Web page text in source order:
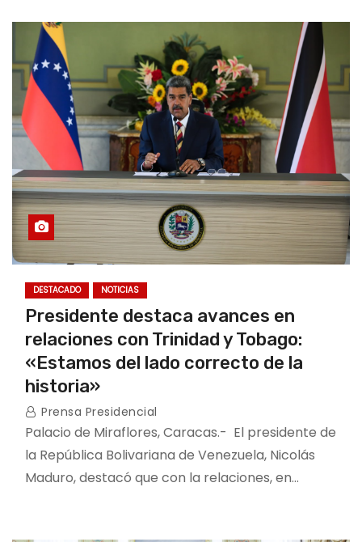
DESTACADO NOTICIAS
Presidente destaca avances en
relaciones con Trinidad y Tobago:
«Estamos del lado correcto de la
historia»
Prensa Presidencial
Palacio de Miraflores, Caracas.- El presidente de
la República Bolivariana de Venezuela, Nicolás
Maduro, destacó que con la relaciones, en…